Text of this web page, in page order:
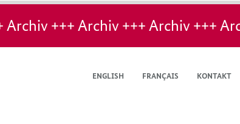
+++ Archiv +++ Archiv +++
ENGLISH FRANÇAIS KONTAKT